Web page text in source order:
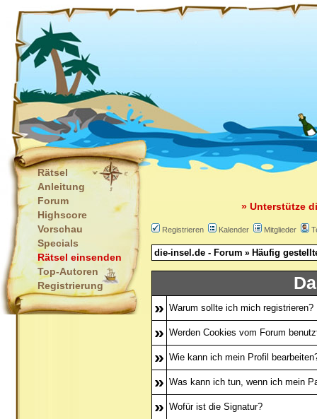
Rätsel
Anleitung
Forum
Highscore
Vorschau
Specials
Rätsel einsenden
Top-Autoren
Registrierung
» Unterstütze
Registrieren Kalender Mitglieder
die-insel.de - Forum » Häufig
» Warum sollte ich mich registrieren?
» Werden Cookies vom Forum
» Wie kann ich mein Profil
» Was kann ich tun, wenn ich mein
» Wofür ist die Signatur?